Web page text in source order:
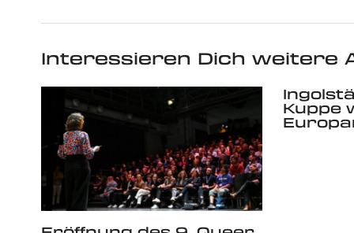
Interessieren Dich weitere
Kuppe